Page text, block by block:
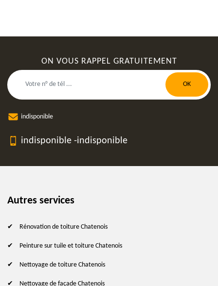
ON VOUS RAPPEL GRATUITEMENT
indisponible
indisponible -indisponible
Autres services
Rénovation de toiture Chatenois
Peinture sur tuile et toiture Chatenois
Nettoyage de toiture Chatenois
Nettoyage de façade Chatenois